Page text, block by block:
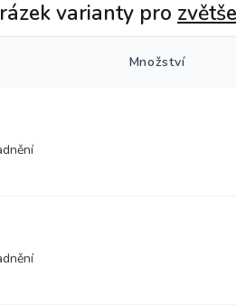
varianty pro
Množství